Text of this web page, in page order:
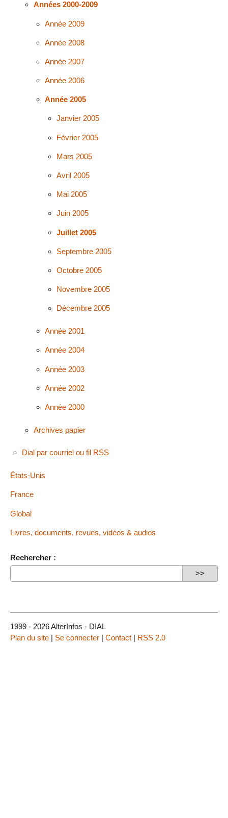
Années 2000-2009
Année 2009
Année 2008
Année 2007
Année 2006
Année 2005
Janvier 2005
Février 2005
Mars 2005
Avril 2005
Mai 2005
Juin 2005
Juillet 2005
Septembre 2005
Octobre 2005
Novembre 2005
Décembre 2005
Année 2001
Année 2004
Année 2003
Année 2002
Année 2000
Archives papier
Dial par courriel ou fil RSS
États-Unis
France
Global
Livres, documents, revues, vidéos & audios
Rechercher :
1999 - 2026 AlterInfos - DIAL
Plan du site | Se connecter | Contact | RSS 2.0